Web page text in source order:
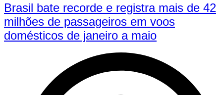
Brasil bate recorde e registra mais de 42
milhões de passageiros em voos
domésticos de janeiro a maio